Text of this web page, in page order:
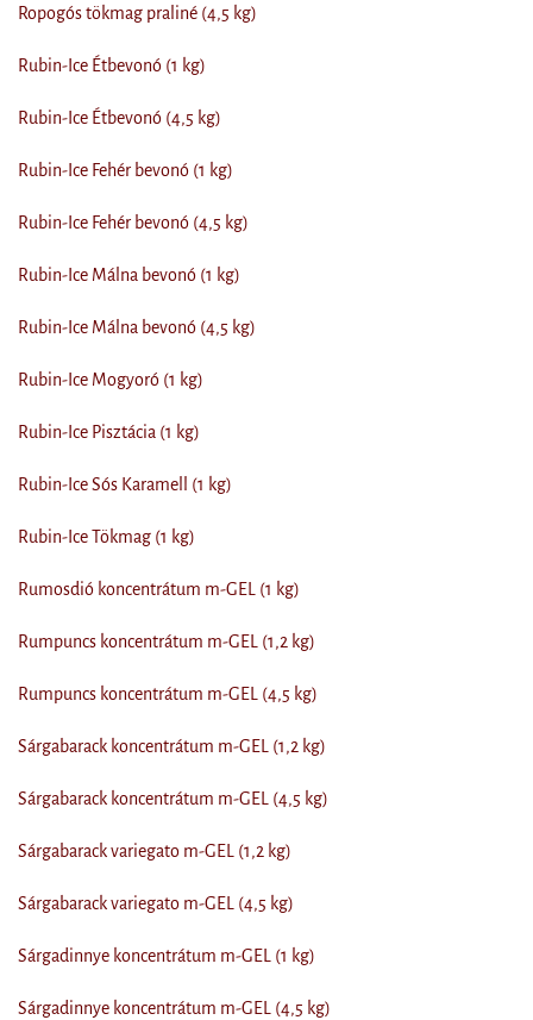
Ropogós tökmag praliné (4,5 kg)
Rubin-Ice Étbevonó (1 kg)
Rubin-Ice Étbevonó (4,5 kg)
Rubin-Ice Fehér bevonó (1 kg)
Rubin-Ice Fehér bevonó (4,5 kg)
Rubin-Ice Málna bevonó (1 kg)
Rubin-Ice Málna bevonó (4,5 kg)
Rubin-Ice Mogyoró (1 kg)
Rubin-Ice Pisztácia (1 kg)
Rubin-Ice Sós Karamell (1 kg)
Rubin-Ice Tökmag (1 kg)
Rumosdió koncentrátum m-GEL (1 kg)
Rumpuncs koncentrátum m-GEL (1,2 kg)
Rumpuncs koncentrátum m-GEL (4,5 kg)
Sárgabarack koncentrátum m-GEL (1,2 kg)
Sárgabarack koncentrátum m-GEL (4,5 kg)
Sárgabarack variegato m-GEL (1,2 kg)
Sárgabarack variegato m-GEL (4,5 kg)
Sárgadinnye koncentrátum m-GEL (1 kg)
Sárgadinnye koncentrátum m-GEL (4,5 kg)